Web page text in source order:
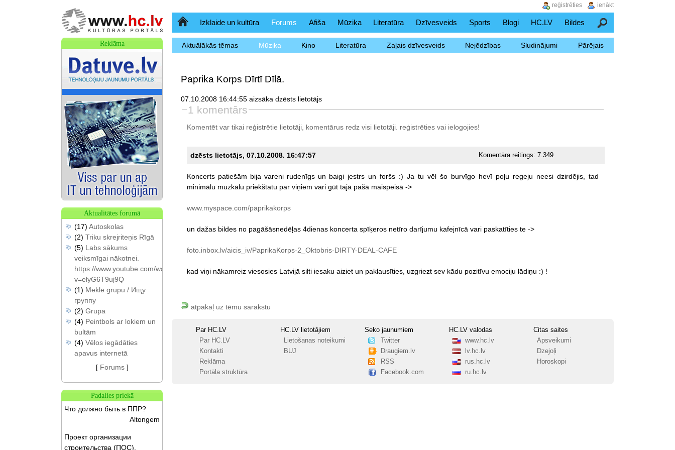
SākumlapaIzklaide un kultūra Forums Afiša Mūzika Literatūra Dzīvesveids Sports Blogi HC.LV Bildes Meklēšana
Aktuālākās tēmas Mūzika Kino Literatūra Zaļais dzīvesveids Nejēdzības Sludinājumi Pārējais
Paprika Korps Dīrtī Dīlā.
07.10.2008 16:44:55 aizsāka dzēsts lietotājs
1 komentārs
Komentēt var tikai reģistrētie lietotāji, komentārus redz visi lietotāji. reģistrētiesvai ielogojies!
dzēsts lietotājs, 07.10.2008. 16:47:57 Komentāra reitings: 7.349
Koncerts patiešām bija vareni rudenīgs un baigi jestrs un foršs :) Ja tu vēl šo burvīgo hevī poļu regeju neesi dzirdējis,
tad
minimālu muzkālu priekštatu par viņiem vari gūt tajā pašā maispeisā ->
www.myspace.com/paprikakorps
un dažas bildes no pagāšāsnedēļas 4dienas koncerta spīķeros netīro darījumu kafejnīcā vari paskatīties te ->
foto.inbox.lv/aicis_iv/PaprikaKorps-2_Oktobris-DIRTY-DEAL-CAFE
kad viņi nākamreiz viesosies Latvijā silti iesaku aiziet un paklausīties, uzgriezt sev kādu pozitīvu emociju lādiņu :) !
atpakaļ uz tēmu sarakstu
Par HC.LV
Par HC.LV
Kontakti
Reklāma
Portāla struktūra
HC.LV lietotājiem
Lietošanas noteikumi
BUJ
Seko jaunumiem
Twitter
Draugiem.lv
RSS
Facebook.com
HC.LV valodas
www.hc.lv
lv.hc.lv
rus.hc.lv
ru.hc.lv
Citas saites
Apsveikumi
Dzejoļi
Horoskopi
Reklāma
Aktualitātes forumā
(17) Autoskolas
(2) Triku skrejriteņis Rīgā
(5) Labs sākums
veiksmīgai nākotnei.
https://www.youtube.com/watch?
v=elyG6T9uj9Q
(1) Meklē grupu / Ищу
группу
(2) Grupa
(4) Peintbols ar lokiem un
bultām
(4) Vēlos iegādāties
apavus internetā
[ Forums]
Padalies priekā
Что должно быть в ППР?
Altongem
Проект организации
строительства (ПОС).
ienākt
reģistrēties